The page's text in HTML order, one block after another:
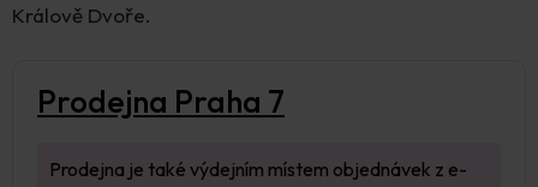
Králově Dvoře.
Prodejna Praha 7
Prodejna je také výdejním místem objednávek z e-